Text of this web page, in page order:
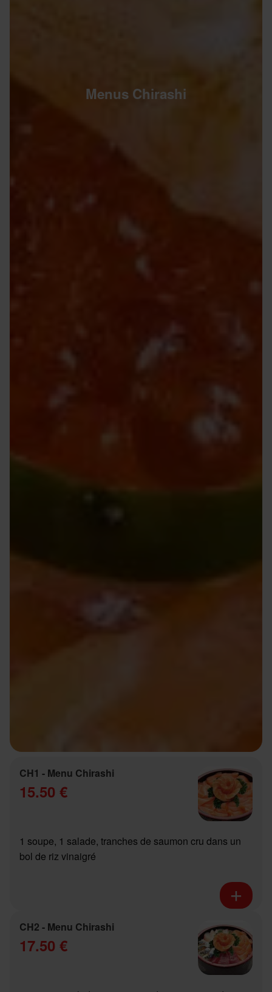
Menus Chirashi
CH1 - Menu Chirashi
15.50 €
1 soupe, 1 salade, tranches de saumon cru dans un
bol de riz vinaigré
CH2 - Menu Chirashi
17.50 €